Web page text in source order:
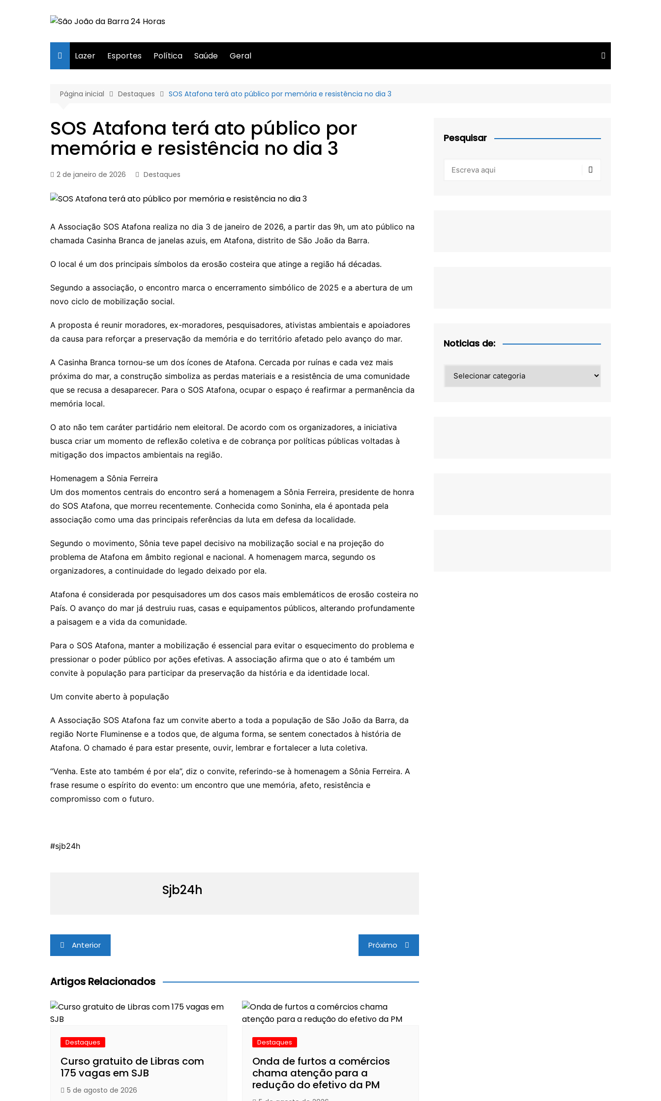
Lazer
Esportes Política Saúde Geral
Página inicial Destaques SOS Atafona terá ato público por memória e resistência no dia 3
SOS Atafona terá ato público por
memória e resistência no dia 3
2 de janeiro de 2026 Destaques
A Associação SOS Atafona realiza no dia 3 de janeiro de 2026, a partir das 9h, um ato público na
chamada Casinha Branca de janelas azuis, em Atafona, distrito de São João da Barra.
O local é um dos principais símbolos da erosão costeira que atinge a região há décadas.
Segundo a associação, o encontro marca o encerramento simbólico de 2025 e a abertura de um
novo ciclo de mobilização social.
A proposta é reunir moradores, ex-moradores, pesquisadores, ativistas ambientais e apoiadores
da causa para reforçar a preservação da memória e do território afetado pelo avanço do mar.
A Casinha Branca tornou-se um dos ícones de Atafona. Cercada por ruínas e cada vez mais
próxima do mar, a construção simboliza as perdas materiais e a resistência de uma comunidade
que se recusa a desaparecer. Para o SOS Atafona, ocupar o espaço é reafirmar a permanência da
memória local.
O ato não tem caráter partidário nem eleitoral. De acordo com os organizadores, a iniciativa
busca criar um momento de reflexão coletiva e de cobrança por políticas públicas voltadas à
mitigação dos impactos ambientais na região.
Homenagem a Sônia Ferreira
Um dos momentos centrais do encontro será a homenagem a Sônia Ferreira, presidente de honra
do SOS Atafona, que morreu recentemente. Conhecida como Soninha, ela é apontada pela
associação como uma das principais referências da luta em defesa da localidade.
Segundo o movimento, Sônia teve papel decisivo na mobilização social e na projeção do
problema de Atafona em âmbito regional e nacional. A homenagem marca, segundo os
organizadores, a continuidade do legado deixado por ela.
Atafona é considerada por pesquisadores um dos casos mais emblemáticos de erosão costeira no
País. O avanço do mar já destruiu ruas, casas e equipamentos públicos, alterando profundamente
a paisagem e a vida da comunidade.
Para o SOS Atafona, manter a mobilização é essencial para evitar o esquecimento do problema e
pressionar o poder público por ações efetivas. A associação afirma que o ato é também um
convite à população para participar da preservação da história e da identidade local.
Um convite aberto à população
A Associação SOS Atafona faz um convite aberto a toda a população de São João da Barra, da
região Norte Fluminense e a todos que, de alguma forma, se sentem conectados à história de
Atafona. O chamado é para estar presente, ouvir, lembrar e fortalecer a luta coletiva.
“Venha. Este ato também é por ela”, diz o convite, referindo-se à homenagem a Sônia Ferreira. A
frase resume o espírito do evento: um encontro que une memória, afeto, resistência e
compromisso com o futuro.
#sjb24h
Sjb24h
Navegação
de
Post
Anterior Próximo
Artigos Relacionados
Destaques
Curso gratuito de Libras com
175 vagas em SJB
5 de agosto de 2026
Destaques
Onda de furtos a comércios
chama atenção para a
redução do efetivo da PM
Pesquisar
Noticias de:
de: